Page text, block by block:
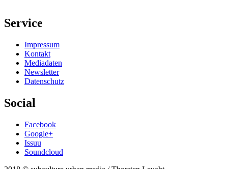
Service
Impressum
Kontakt
Mediadaten
Newsletter
Datenschutz
Social
Facebook
Google+
Issuu
Soundcloud